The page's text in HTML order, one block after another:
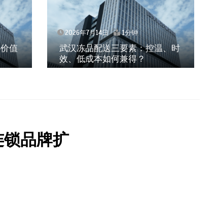
值
2026年7月14日 1分钟
武汉冻品配送三要素：控温、时
效、低成本如何兼得？
品牌扩